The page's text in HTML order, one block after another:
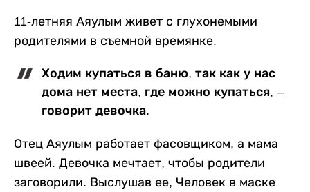
11-летняя Аяулым живет с глухонемыми
родителями в съемной времянке.
Ходим купаться в баню, так как у нас
дома нет места, где можно купаться, –
говорит девочка.
Отец Аяулым работает фасовщиком, а мама
швеей. Девочка мечтает, чтобы родители
заговорили. Выслушав ее, Человек в маске